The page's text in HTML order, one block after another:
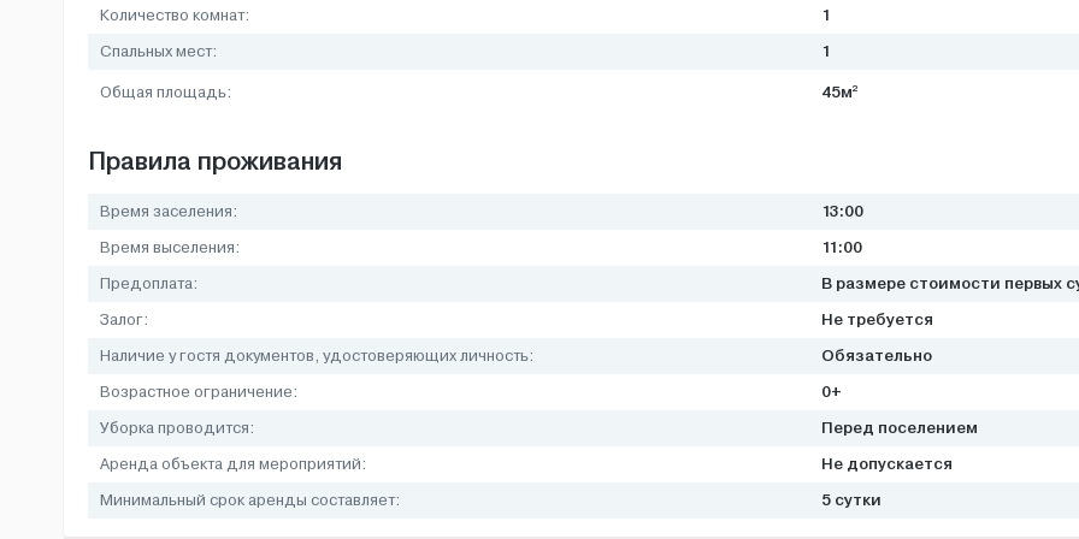
Количество комнат: 1
Спальных мест: 1
Общая площадь: 45м2
Правила проживания
Время заселения: 13:00
Время выселения: 11:00
Предоплата: В размере стоимости первых
Залог: Не требуется
Наличие у гостя документов, удостоверяющих личность: Обязательно
Возрастное ограничение: 0+
Уборка проводится: Перед поселением
Аренда объекта для мероприятий: Не допускается
Минимальный срок аренды составляет: 5 сутки